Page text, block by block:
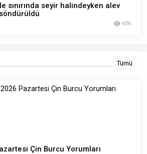
sınırında seyir halindeyken alev
606
Tümü
Çin Burcu Yorumları